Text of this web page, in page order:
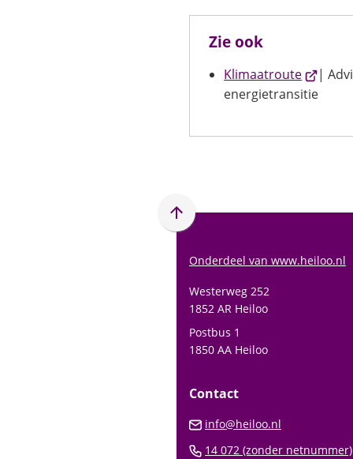
Zie ook
Klimaatroute(Verwijst
naar
externe
|
energietransitie
Scroll
boven
het
van
Onderdeel van www.heiloo.nl
Westerweg 252
1852 AR Heiloo
Postbus 1
1850 AA Heiloo
Contact
info@heiloo.nl
naar
14 072 (zonder netnummer)